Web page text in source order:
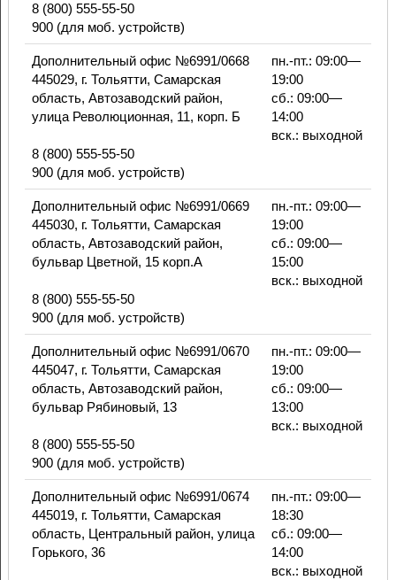
8 (800) 555-55-50
900 (для моб. устройств)
Дополнительный офис №6991/0668
445029, г. Тольятти, Самарская
область, Автозаводский район,
улица Революционная, 11, корп. Б
8 (800) 555-55-50
900 (для моб. устройств)
пн.-пт.: 09:00—
19:00
сб.: 09:00—
14:00
вск.: выходной
Дополнительный офис №6991/0669
445030, г. Тольятти, Самарская
область, Автозаводский район,
бульвар Цветной, 15 корп.А
8 (800) 555-55-50
900 (для моб. устройств)
пн.-пт.: 09:00—
19:00
сб.: 09:00—
15:00
вск.: выходной
Дополнительный офис №6991/0670
445047, г. Тольятти, Самарская
область, Автозаводский район,
бульвар Рябиновый, 13
8 (800) 555-55-50
900 (для моб. устройств)
пн.-пт.: 09:00—
19:00
сб.: 09:00—
13:00
вск.: выходной
Дополнительный офис №6991/0674
445019, г. Тольятти, Самарская
область, Центральный район, улица
Горького, 36
пн.-пт.: 09:00—
18:30
сб.: 09:00—
14:00
вск.: выходной